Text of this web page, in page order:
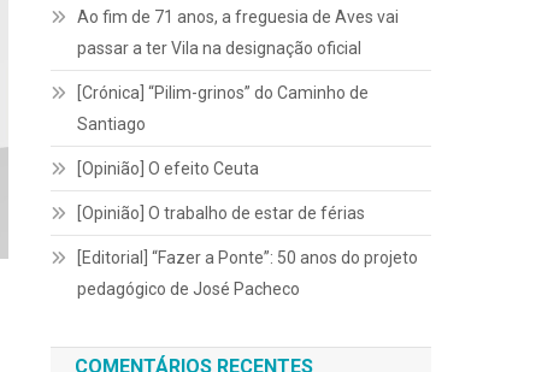
Ao fim de 71 anos, a freguesia de Aves vai
passar a ter Vila na designação oficial
[Crónica] “Pilim-grinos” do Caminho de
Santiago
[Opinião] O efeito Ceuta
[Opinião] O trabalho de estar de férias
[Editorial] “Fazer a Ponte”: 50 anos do projeto
pedagógico de José Pacheco
COMENTÁRIOS RECENTES